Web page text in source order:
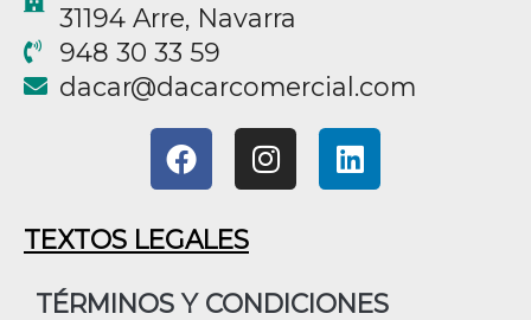
31194 Arre, Navarra
948 30 33 59
moc.laicremocracad
@racad
F
a
e
b
o
I
n
g
L
i
d
TEXTOS LEGALES
TÉRMINOS Y CONDICIONES